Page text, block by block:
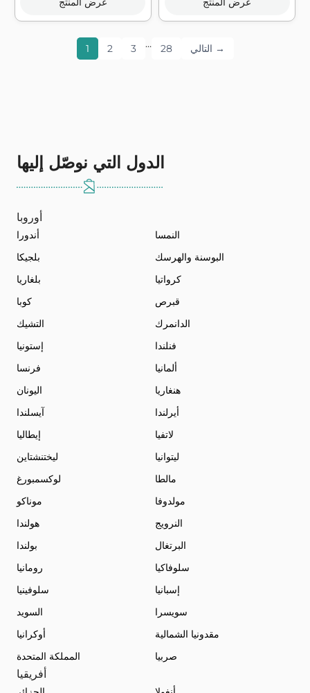
1 2 3 … 28 التالي →
الدول التي نوصّل إليها
أوروبا
أندورا
النمسا
بلجيكا
البوسنة والهرسك
بلغاريا
كرواتيا
كوبا
قبرص
التشيك
الدانمرك
إستونيا
فنلندا
فرنسا
ألمانيا
اليونان
هنغاريا
آيسلندا
أيرلندا
إيطاليا
لاتفيا
ليختنشتاين
ليتوانيا
لوكسمبورغ
مالطا
موناكو
مولدوفا
هولندا
النرويج
بولندا
البرتغال
رومانيا
سلوفاكيا
سلوفينيا
إسبانيا
السويد
سويسرا
أوكرانيا
مقدونيا الشمالية
المملكة المتحدة
صربيا
أفريقيا